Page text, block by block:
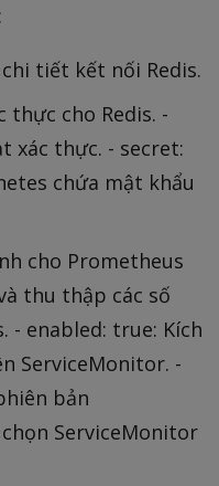
tiết kết nối Redis.
thực cho Redis. -
xác thực. - secret:
chứa mật khẩu
cho Prometheus
thu thập các số
- enabled: true: Kích
ServiceMonitor. -
bản
ServiceMonitor